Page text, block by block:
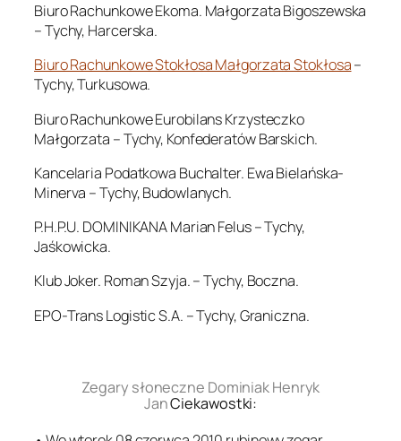
Biuro Rachunkowe Ekoma. Małgorzata Bigoszewska
– Tychy, Harcerska.
Biuro Rachunkowe Stokłosa Małgorzata Stokłosa–
Tychy, Turkusowa.
Biuro Rachunkowe Eurobilans Krzysteczko
Małgorzata – Tychy, Konfederatów Barskich.
Kancelaria Podatkowa Buchalter. Ewa Bielańska-
Minerva – Tychy, Budowlanych.
P.H.P.U. DOMINIKANA Marian Felus – Tychy,
Jaśkowicka.
Klub Joker. Roman Szyja. – Tychy, Boczna.
EPO-Trans Logistic S.A. – Tychy, Graniczna.
Zegary słoneczne Dominiak Henryk
JanCiekawostki: